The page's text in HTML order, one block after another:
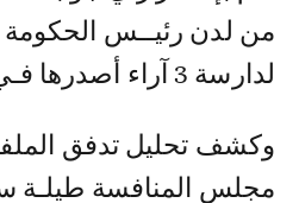
من لدن رئيــس الحكومة
لدارسة 3 آراء أصدرها فـي هذا الشأن.
وكشف تحليل تدفق